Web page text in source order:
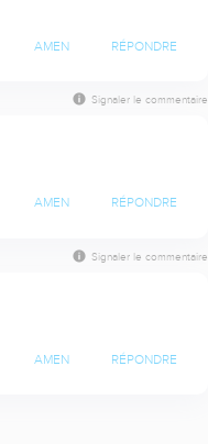
AMEN RÉPONDRE
Signaler le commentaire
AMEN RÉPONDRE
Signaler le commentaire
AMEN RÉPONDRE